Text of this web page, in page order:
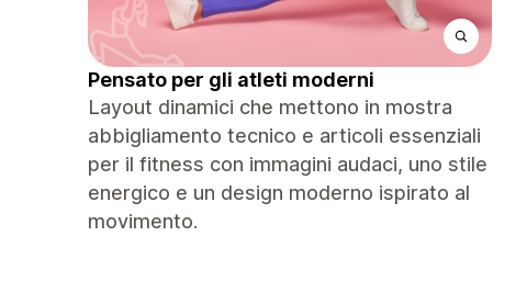
Pensato per gli atleti moderni
Layout dinamici che mettono in mostra
abbigliamento tecnico e articoli essenziali
per il fitness con immagini audaci, uno stile
energico e un design moderno ispirato al
movimento.